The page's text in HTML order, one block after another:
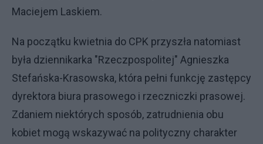
Maciejem Laskiem.
Na początku kwietnia do CPK przyszła natomiast
była dziennikarka "Rzeczpospolitej" Agnieszka
Stefańska-Krasowska, która pełni funkcję zastępcy
dyrektora biura prasowego i rzeczniczki prasowej.
Zdaniem niektórych sposób, zatrudnienia obu
kobiet mogą wskazywać na polityczny charakter